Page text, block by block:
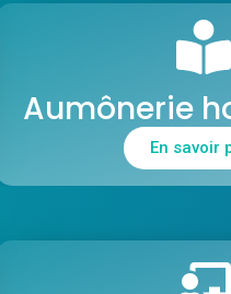
Aumônerie
En savoir